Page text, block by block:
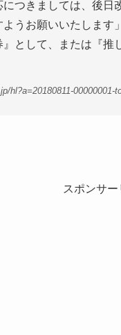
つきましては、後
うお願いいたしま
』として、または『
hl?a=20180811-00000001-
スポンサー